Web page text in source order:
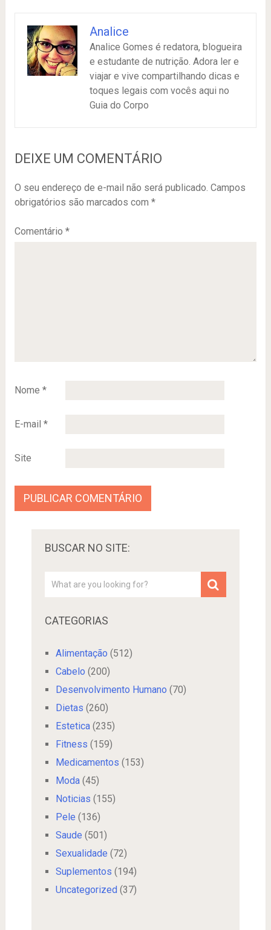
Analice
Analice Gomes é redatora, blogueira
e estudante de nutrição. Adora ler e
viajar e vive compartilhando dicas e
toques legais com vocês aqui no
Guia do Corpo
DEIXE UM COMENTÁRIO
O seu endereço de e-mail não será publicado. Campos
obrigatórios são marcados com *
Comentário *
Nome *
E-mail *
Site
BUSCAR NO SITE:
CATEGORIAS
Alimentação (512)
Cabelo (200)
Desenvolvimento Humano (70)
Dietas (260)
Estetica(235)
Fitness (159)
Medicamentos (153)
Moda(45)
Noticias (155)
Pele (136)
Saude (501)
Sexualidade (72)
Suplementos (194)
Uncategorized (37)